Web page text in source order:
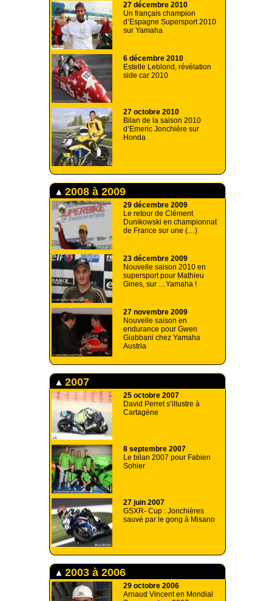
27 décembre 2010
Un français champion
d’Espagne Supersport 2010
sur Yamaha
6 décembre 2010
Estelle Leblond, révélation
side car 2010
27 octobre 2010
Bilan de la saison 2010
d’Emeric Jonchière sur
Honda
2008 à 2009
29 décembre 2009
Le retour de Clément
Dunikowski en championnat
de France sur une (…)
23 décembre 2009
Nouvelle saison 2010 en
supersport pour Mathieu
Gines, sur …Yamaha !
27 novembre 2009
Nouvelle saison en
endurance pour Gwen
Giabbani chez Yamaha
Austria
2007
25 octobre 2007
David Perret s’illustre à
Cartagène
8 septembre 2007
Le bilan 2007 pour Fabien
Sohier
27 juin 2007
GSXR- Cup : Jonchières
sauvé par le gong à Misano
2003 à 2006
29 octobre 2006
Arnaud Vincent en Mondial